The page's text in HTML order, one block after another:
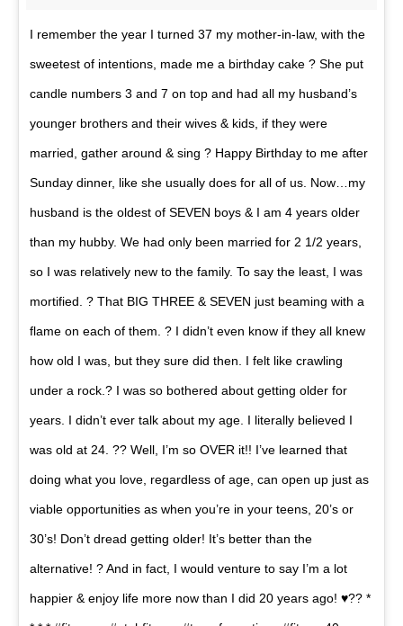
I remember the year I turned 37 my mother-in-law, with the
sweetest of intentions, made me a birthday cake ? She put
candle numbers 3 and 7 on top and had all my husband’s
younger brothers and their wives & kids, if they were
married, gather around & sing ? Happy Birthday to me after
Sunday dinner, like she usually does for all of us. Now…my
husband is the oldest of SEVEN boys & I am 4 years older
than my hubby. We had only been married for 2 1/2 years,
so I was relatively new to the family. To say the least, I was
mortified. ? That BIG THREE & SEVEN just beaming with a
flame on each of them. ? I didn’t even know if they all knew
how old I was, but they sure did then. I felt like crawling
under a rock.? I was so bothered about getting older for
years. I didn’t ever talk about my age. I literally believed I
was old at 24. ?? Well, I’m so OVER it!! I’ve learned that
doing what you love, regardless of age, can open up just as
viable opportunities as when you’re in your teens, 20’s or
30’s! Don’t dread getting older! It’s better than the
alternative! ? And in fact, I would venture to say I’m a lot
happier & enjoy life more now than I did 20 years ago! ♥️?? *